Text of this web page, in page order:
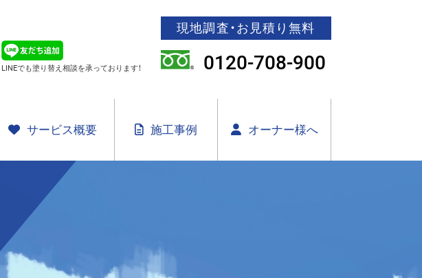
LINEでも塗り替え相談を承っております！
現地調査・お見積り無料
0120-708-900
サービス概要 施工事例 オーナー様へ